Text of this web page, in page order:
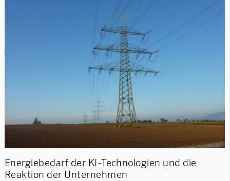
Energiebedarf der KI-Technologien und die
Reaktion der Unternehmen